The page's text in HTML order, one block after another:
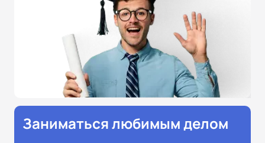
Заниматься любимым делом